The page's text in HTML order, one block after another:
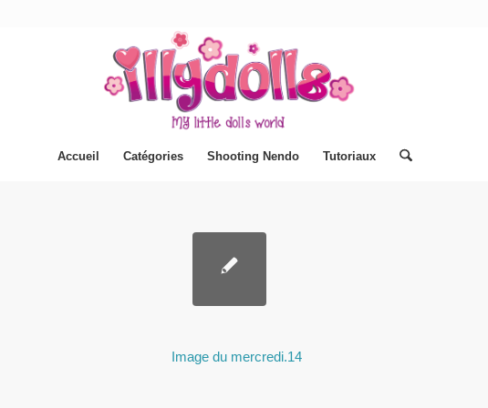
Accueil Catégories Shooting Nendo Tutoriaux